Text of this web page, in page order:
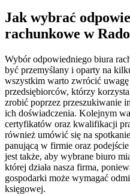
Jak wybrać
rachunkowe w
Wybór odpowiedniego biura
być przemyślany i oparty na
wszystkim warto zwrócić
przedsiębiorców, którzy
zrobić poprzez przeszukiwanie
ich doświadczenia. Kolejnym
certyfikatów oraz kwalifikacji
również umówić się na
panującą w firmie oraz
jest także, aby wybrane biuro
której działa nasza firma,
gospodarki może wymagać
księgowej.